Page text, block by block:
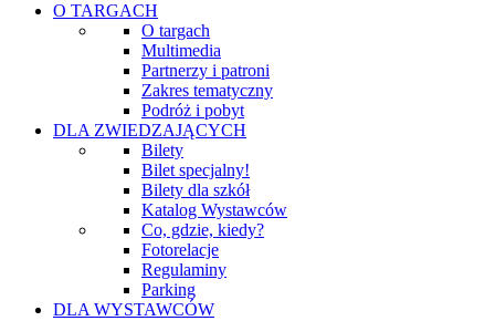
O TARGACH
O targach
Multimedia
Partnerzy i patroni
Zakres tematyczny
Podróż i pobyt
DLA ZWIEDZAJĄCYCH
Bilety
Bilet specjalny!
Bilety dla szkół
Katalog Wystawców
Co, gdzie, kiedy?
Fotorelacje
Regulaminy
Parking
DLA WYSTAWCÓW